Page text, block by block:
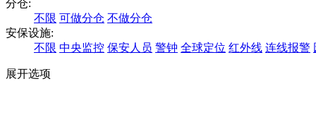
分仓:
不限 可做分仓 不做分仓
安保设施:
不限 中央监控 保安人员 警钟 全球定位 红外线 连线报警
展开选项